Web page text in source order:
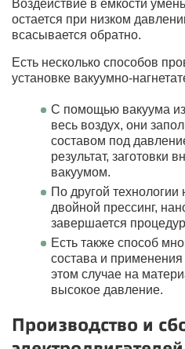
Воздействие в емкости
остается при низком
всасывается обратно.
Есть несколько способов
установке вакуумно-
С помощью вакуума
весь воздух, они
составом под
результат, заготовки
вакуумом.
По другой технологии
двойной прессинг,
завершается
Есть также способ
состава и применения
этом случае на
высокое давление.
Производство и